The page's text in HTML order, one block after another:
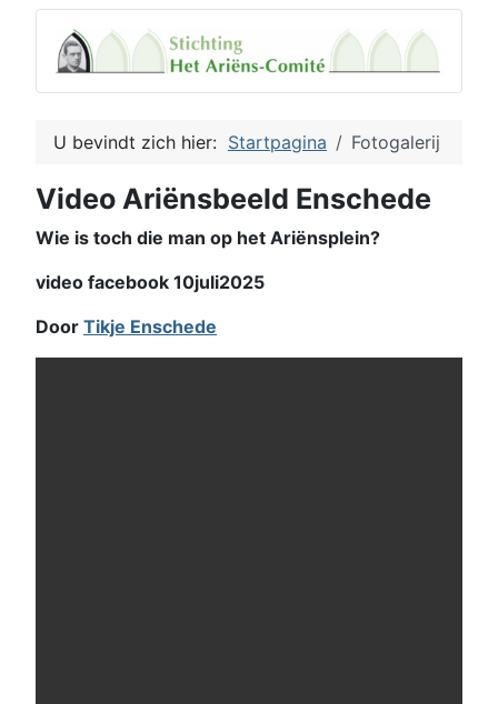
U bevindt zich hier: Startpagina Fotogalerij
Video Ariënsbeeld Enschede
Wie is toch die man op het Ariënsplein?
video facebook 10juli2025
Door Tikje Enschede